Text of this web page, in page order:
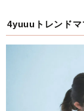
4yuuuトレンドマ